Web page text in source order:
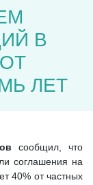
В
ЛЕТ
сообщил, что
соглашения на
40% от частных